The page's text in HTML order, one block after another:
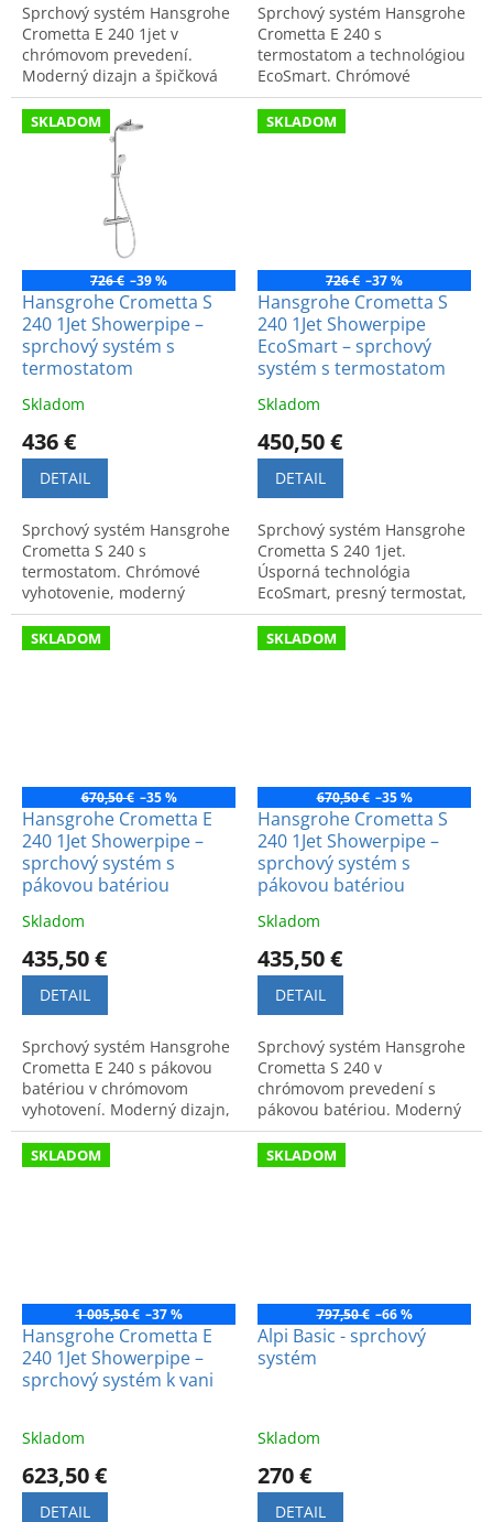
Sprchový systém Hansgrohe
Crometta E 240 1jet v
chrómovom prevedení.
Moderný dizajn a špičková
kvalita. Kód výrobcu:
27271000.
Sprchový systém Hansgrohe
Crometta E 240 s
termostatom a technológiou
EcoSmart. Chrómové
vyhotovenie, moderný dizajn
a úspora vody pre
každodenný relax.
SKLADOM
726 € –39 %
Hansgrohe Crometta S
240 1Jet Showerpipe –
sprchový systém s
termostatom
Skladom
436 €
DETAIL
Sprchový systém Hansgrohe
Crometta S 240 s
termostatom. Chrómové
vyhotovenie, moderný
dizajn, vysoký komfort a
bezpečnosť. Špičková
nemecká kvalita.
SKLADOM
726 € –37 %
Hansgrohe Crometta S
240 1Jet Showerpipe
EcoSmart – sprchový
systém s termostatom
Skladom
450,50 €
DETAIL
Sprchový systém Hansgrohe
Crometta S 240 1jet.
Úsporná technológia
EcoSmart, presný termostat,
chrómové vyhotovenie. Kód
produktu: 27268000.
SKLADOM
670,50 € –35 %
Hansgrohe Crometta E
240 1Jet Showerpipe –
sprchový systém s
pákovou batériou
Skladom
435,50 €
DETAIL
Sprchový systém Hansgrohe
Crometta E 240 s pákovou
batériou v chrómovom
vyhotovení. Moderný dizajn,
vysoká kvalita a spoľahlivosť.
Kód: 27284000.
SKLADOM
670,50 € –35 %
Hansgrohe Crometta S
240 1Jet Showerpipe –
sprchový systém s
pákovou batériou
Skladom
435,50 €
DETAIL
Sprchový systém Hansgrohe
Crometta S 240 v
chrómovom prevedení s
pákovou batériou. Moderný
dizajn a vysoká kvalita. Kód
produktu: 27269000.
SKLADOM
1 005,50 € –37 %
Hansgrohe Crometta E
240 1Jet Showerpipe –
sprchový systém k vani
Skladom
623,50 €
DETAIL
SKLADOM
797,50 € –66 %
Alpi Basic - sprchový
systém
Skladom
270 €
DETAIL